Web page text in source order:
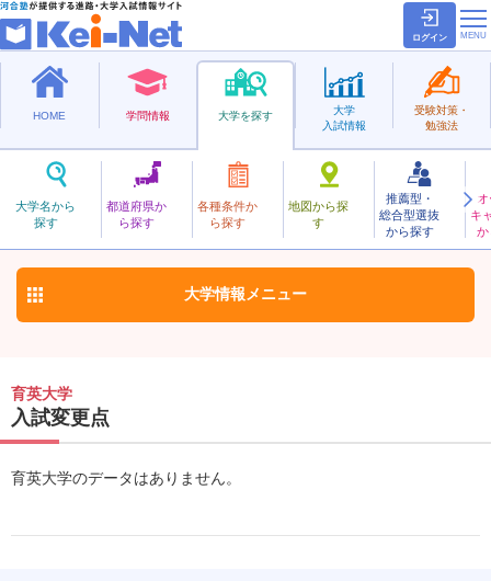
ログイン
HOME 学問情報 大学を探す
大学名から
探す
都道府県か
ら探す
各種条件か
ら探す
地図から探
す
推薦型・
総合型選抜
から探す
キ
か
大学
入試情報
受験対策・
勉強法
私立
いくえい
育英大学 お気に入り
大学情報 メニュー
育英大学
入試変更点
育英大学のデータはありません。